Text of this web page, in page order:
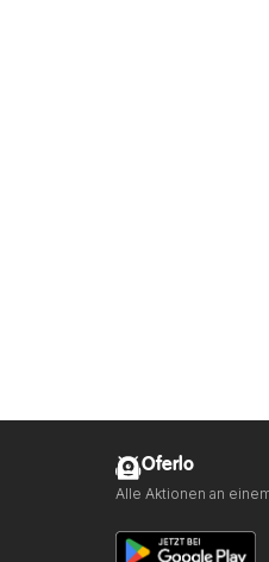
Oferlo
Alle Aktionen an